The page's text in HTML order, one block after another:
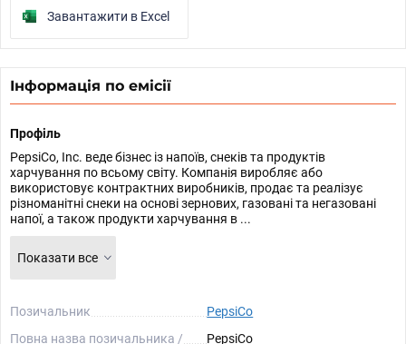
Завантажити в Excel
Інформація по емісії
Профіль
PepsiCo, Inc. веде бізнес із напоїв, снеків та продуктів
харчування по всьому світу. Компанія виробляє або
використовує контрактних виробників, продає та реалізує
різноманітні снеки на основі зернових, газовані та негазовані
напої, а також продукти харчування в ...
Показати все
Позичальник
PepsiCo
Повна назва позичальника /
PepsiCo